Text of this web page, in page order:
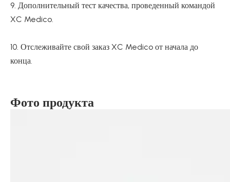
9. Дополнительный тест качества, проведенный командой
XC Medico.
10. Отслеживайте свой заказ XC Medico от начала до
конца.
Фото продукта